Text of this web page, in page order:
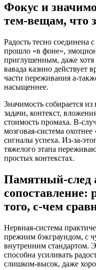
Фокус и
тем-вещам, что
Радость тесно соединена
прошло «в фоне»,
приглушенным, даже хотя
вавада казино действует
части переживания а-
насыщеннее.
Значимость собирается
задачи, контекст,
стоимость промаха. В-
мозговая-система
сигналы успеха. Из-за-
тяжелого этапа
простых контекстах.
Памятный-след
сопоставление:
того, с-чем
Нервная-система
прежним бэкграундом, с
внутренним стандартом.
способна усиливать
слишком-высок, даже